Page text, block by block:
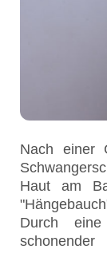
Nach einer
Haut am
Durch